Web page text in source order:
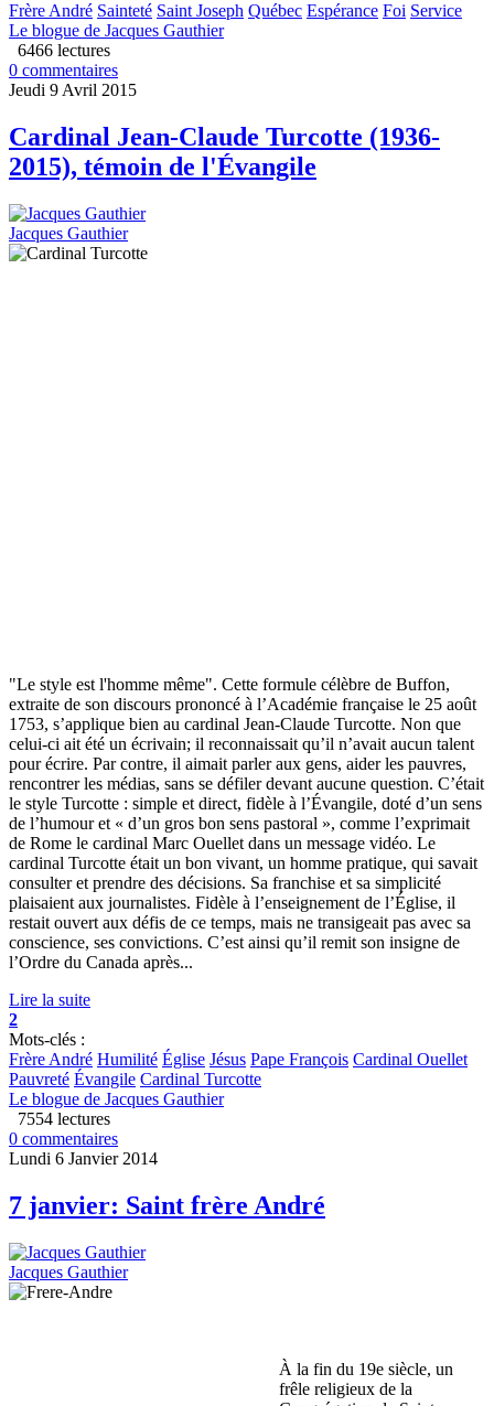
Frère André Sainteté Saint Joseph Québec Espérance Foi Service
Le blogue de Jacques Gauthier
6466 lectures
0 commentaires
Jeudi 9 Avril 2015
Cardinal Jean-Claude Turcotte (1936-
2015), témoin de l'Évangile
Jacques Gauthier
"Le style est l'homme même". Cette formule célèbre de Buffon,
extraite de son discours prononcé à l’Académie française le 25 août
1753, s’applique bien au cardinal Jean-Claude Turcotte. Non que
celui-ci ait été un écrivain; il reconnaissait qu’il n’avait aucun talent
pour écrire. Par contre, il aimait parler aux gens, aider les pauvres,
rencontrer les médias, sans se défiler devant aucune question. C’était
le style Turcotte : simple et direct, fidèle à l’Évangile, doté d’un sens
de l’humour et « d’un gros bon sens pastoral », comme l’exprimait
de Rome le cardinal Marc Ouellet dans un message vidéo. Le
cardinal Turcotte était un bon vivant, un homme pratique, qui savait
consulter et prendre des décisions. Sa franchise et sa simplicité
plaisaient aux journalistes. Fidèle à l’enseignement de l’Église, il
restait ouvert aux défis de ce temps, mais ne transigeait pas avec sa
conscience, ses convictions. C’est ainsi qu’il remit son insigne de
l’Ordre du Canada après...
Lire la suite
2
Mots-clés :
Frère André Humilité Église Jésus Pape François Cardinal Ouellet
Pauvreté Évangile Cardinal Turcotte
Le blogue de Jacques Gauthier
7554 lectures
0 commentaires
Lundi 6 Janvier 2014
7 janvier: Saint frère André
Jacques Gauthier
À la fin du 19e siècle, un
frêle religieux de la